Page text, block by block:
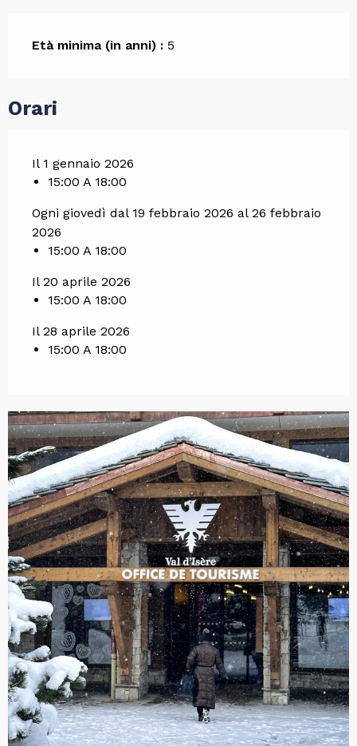
Età minima (in anni) : 5
Orari
Il 1 gennaio 2026
15:00 A 18:00
Ogni giovedì dal 19 febbraio 2026 al 26 febbraio
2026
15:00 A 18:00
Il 20 aprile 2026
15:00 A 18:00
Il 28 aprile 2026
15:00 A 18:00